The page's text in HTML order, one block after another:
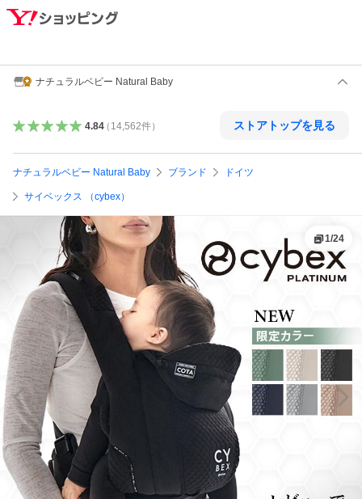
ナチュラルベビー Natural Baby
4.84（ 14,562件） ストアトップを見る
ナチュラルベビー Natural Baby ブランド ドイツ
サイベックス （cybex）
1/24